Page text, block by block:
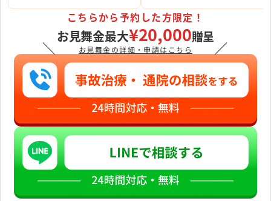
対する信頼感が高まりました。
が段階的に改善されました。
＼
こちらから予約した方限定！
お見舞金最大¥20,000贈呈
お見舞金の詳細・申請はこちら ／